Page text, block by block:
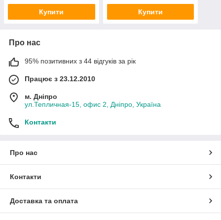
Купити Купити
Про нас
95% позитивних з 44 відгуків за рік
Працює з 23.12.2010
м. Дніпро
ул.Тепличная-15, офис 2, Дніпро, Україна
Контакти
Про нас
Контакти
Доставка та оплата